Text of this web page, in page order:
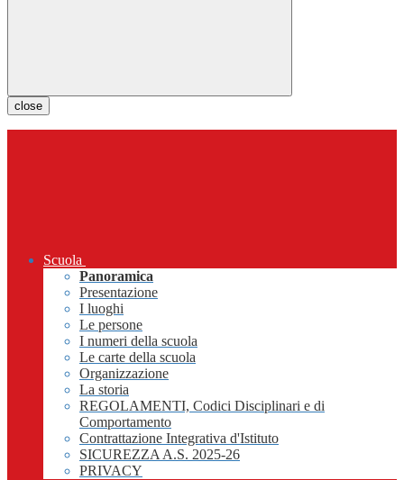
close
Scuola
Panoramica
Presentazione
I luoghi
Le persone
I numeri della scuola
Le carte della scuola
Organizzazione
La storia
REGOLAMENTI, Codici Disciplinari e di
Comportamento
Contrattazione Integrativa d'Istituto
SICUREZZA A.S. 2025-26
PRIVACY